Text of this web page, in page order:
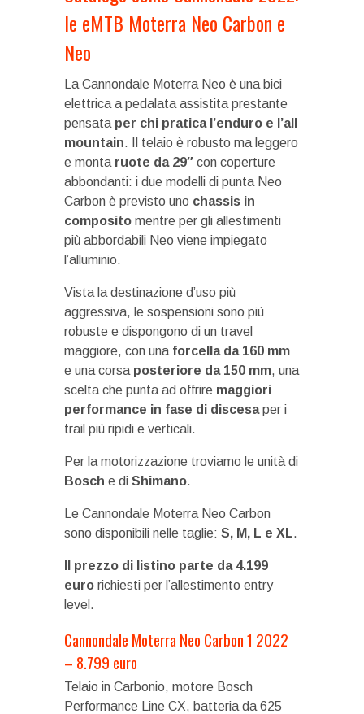
le eMTB Moterra Neo Carbon e
Neo
La Cannondale Moterra Neo è una bici
elettrica a pedalata assistita prestante
pensata per chi pratica l’enduro e l’all
mountain. Il telaio è robusto ma leggero
e monta ruote da 29″ con coperture
abbondanti: i due modelli di punta Neo
Carbon è previsto uno chassis in
composito mentre per gli allestimenti
più abbordabili Neo viene impiegato
l’alluminio.
Vista la destinazione d’uso più
aggressiva, le sospensioni sono più
robuste e dispongono di un travel
maggiore, con una forcella da 160 mm
e una corsa posteriore da 150 mm, una
scelta che punta ad offrire maggiori
performance in fase di discesaper i
trail più ripidi e verticali.
Per la motorizzazione troviamo le unità di
Bosch e di Shimano.
Le Cannondale Moterra Neo Carbon
sono disponibili nelle taglie: S, M, L e XL.
Il prezzo di listino parte da 4.199
euro richiesti per l’allestimento entry
level.
Cannondale Moterra Neo Carbon 1 2022
– 8.799 euro
Telaio in Carbonio, motore Bosch
Performance Line CX, batteria da 625